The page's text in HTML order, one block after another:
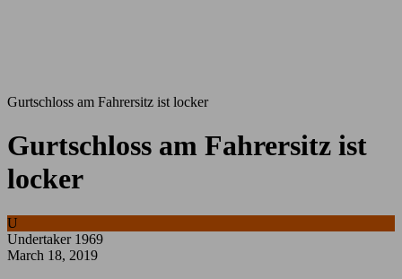
Gurtschloss am Fahrersitz ist locker
Gurtschloss am Fahrersitz ist
locker
U
Undertaker 1969
March 18, 2019